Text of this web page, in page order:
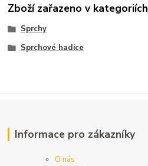
Zboží zařazeno v kategoriích
Sprchy
Sprchové hadice
Informace pro zákazníky
O nás